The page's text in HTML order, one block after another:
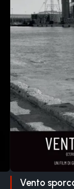
Vento